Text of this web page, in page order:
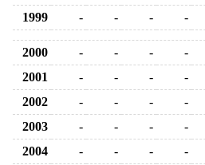
1999
- - - -
2000 - - - -
2001
- - - -
2002
- - - -
2003
- - - -
2004
- - - -